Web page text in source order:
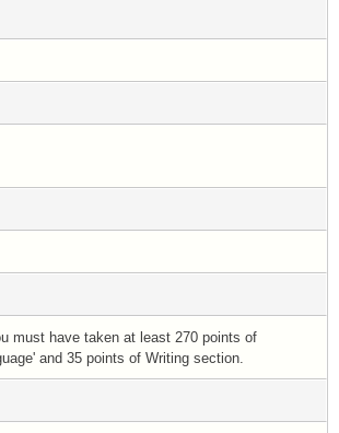
must have taken at least 270 points of
and 35 points of Writing section.